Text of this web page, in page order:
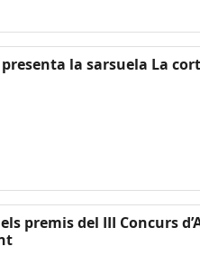
la sarsuela La
premis del III Concurs